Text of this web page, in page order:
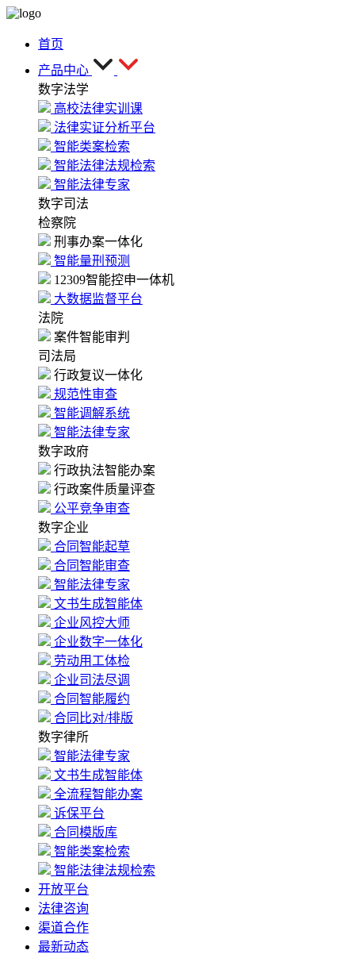
首页
产品中心
数字法学
高校法律实训课
法律实证分析平台
智能类案检索
智能法律法规检索
智能法律专家
数字司法
检察院
刑事办案一体化
智能量刑预测
12309智能控申一体机
大数据监督平台
法院
案件智能审判
司法局
行政复议一体化
规范性审查
智能调解系统
智能法律专家
数字政府
行政执法智能办案
行政案件质量评查
公平竞争审查
数字企业
合同智能起草
合同智能审查
智能法律专家
文书生成智能体
企业风控大师
企业数字一体化
劳动用工体检
企业司法尽调
合同智能履约
合同比对/排版
数字律所
智能法律专家
文书生成智能体
全流程智能办案
诉保平台
合同模版库
智能类案检索
智能法律法规检索
开放平台
法律咨询
渠道合作
最新动态